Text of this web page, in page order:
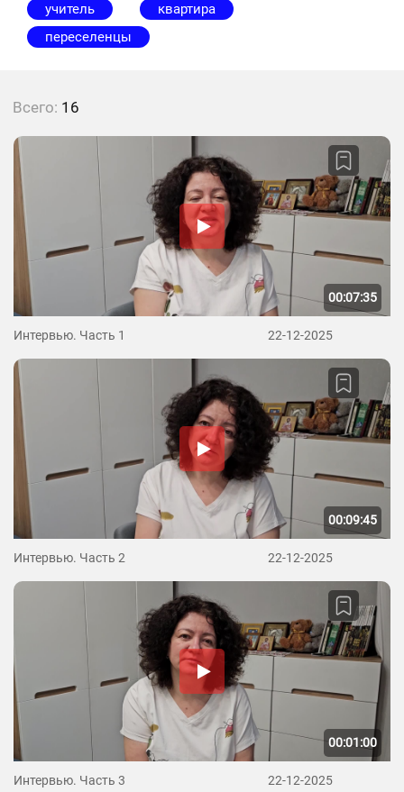
учитель
квартира
переселенцы
Всего: 16
00:07:35
Интервью. Часть 1 22-12-2025
00:09:45
Интервью. Часть 2 22-12-2025
00:01:00
Интервью. Часть 3 22-12-2025